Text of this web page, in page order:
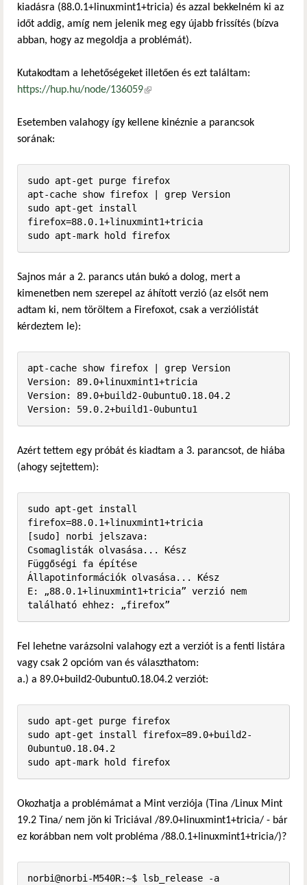
kiadásra (88.0.1+linuxmint1+tricia) és azzal bekkelném ki az
időt addig, amíg nem jelenik meg egy újabb frissítés (bízva
abban, hogy az megoldja a problémát).
Kutakodtam a lehetőségeket illetően és ezt találtam:
https://hup.hu/node/136059(külső hivatkozás)
Esetemben valahogy így kellene kinéznie a parancsok
sorának:
sudo apt-get purge firefox
apt-cache show firefox | grep Version
sudo apt-get install
firefox=88.0.1+linuxmint1+tricia
sudo apt-mark hold firefox
Sajnos már a 2. parancs után bukó a dolog, mert a
kimenetben nem szerepel az áhított verzió (az elsőt nem
adtam ki, nem töröltem a Firefoxot, csak a verziólistát
kérdeztem le):
apt-cache show firefox | grep Version
Version: 89.0+linuxmint1+tricia
Version: 89.0+build2-0ubuntu0.18.04.2
Version: 59.0.2+build1-0ubuntu1
Azért tettem egy próbát és kiadtam a 3. parancsot, de hiába
(ahogy sejtettem):
sudo apt-get install
firefox=88.0.1+linuxmint1+tricia
[sudo] norbi jelszava:
Csomaglisták olvasása... Kész
Függőségi fa építése
Állapotinformációk olvasása... Kész
E: „88.0.1+linuxmint1+tricia” verzió nem
található ehhez: „firefox”
Fel lehetne varázsolni valahogy ezt a verziót is a fenti listára
vagy csak 2 opcióm van és választhatom:
a.) a 89.0+build2-0ubuntu0.18.04.2 verziót:
sudo apt-get purge firefox
sudo apt-get install firefox=89.0+build2-
0ubuntu0.18.04.2
sudo apt-mark hold firefox
Okozhatja a problémámat a Mint verziója (Tina /Linux Mint
19.2 Tina/ nem jön ki Triciával /89.0+linuxmint1+tricia/ - bár
ez korábban nem volt probléma /88.0.1+linuxmint1+tricia/)?
norbi@norbi-M540R:~$ lsb_release -a